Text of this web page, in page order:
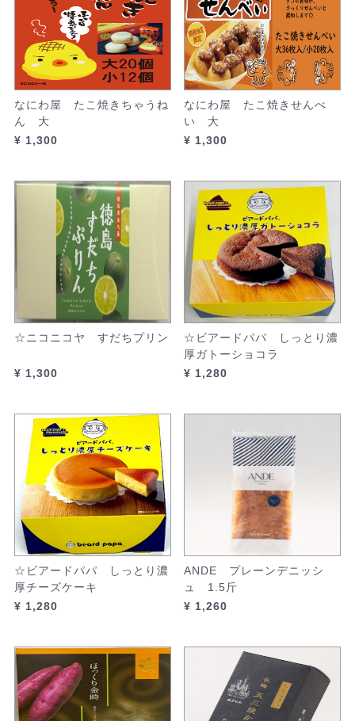
なにわ屋 たこ焼きちゃうね
ん 大
¥ 1,300
なにわ屋 たこ焼きせんべ
い 大
¥ 1,300
☆ニコニコヤ すだちプリン
¥ 1,300
☆ビアードパパ しっとり濃
厚ガトーショコラ
¥ 1,280
☆ビアードパパ しっとり濃
厚チーズケーキ
¥ 1,280
ANDE プレーンデニッシ
ュ 1.5斤
¥ 1,260